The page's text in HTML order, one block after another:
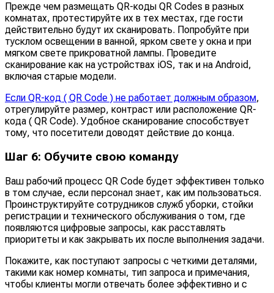
Прежде чем размещать QR-коды QR Codes в разных
комнатах, протестируйте их в тех местах, где гости
действительно будут их сканировать. Попробуйте при
тусклом освещении в ванной, ярком свете у окна и при
мягком свете прикроватной лампы. Проведите
сканирование как на устройствах iOS, так и на Android,
включая старые модели.
Если QR-код ( QR Code ) не работает должным образом,
отрегулируйте размер, контраст или расположение QR-
кода ( QR Code). Удобное сканирование способствует
тому, что посетители доводят действие до конца.
Шаг 6: Обучите свою команду
Ваш рабочий процесс QR Code будет эффективен только
в том случае, если персонал знает, как им пользоваться.
Проинструктируйте сотрудников служб уборки, стойки
регистрации и технического обслуживания о том, где
появляются цифровые запросы, как расставлять
приоритеты и как закрывать их после выполнения задачи.
Покажите, как поступают запросы с четкими деталями,
такими как номер комнаты, тип запроса и примечания,
чтобы клиенты могли отвечать более эффективно и с